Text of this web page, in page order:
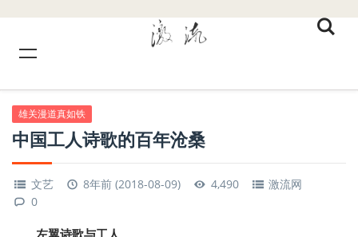
雄关漫道真如铁
中国工人诗歌的百年沧桑
文艺 8年前 (2018-08-09) 4,490
激流网
0
左翼诗歌与工人